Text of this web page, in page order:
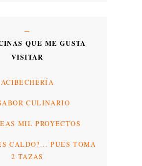
QUE ME GUSTA
VISITAR
ACIBECHERÍA
CULINARIO
MIL PROYECTOS
CALDO?... PUES TOMA
2 TAZAS